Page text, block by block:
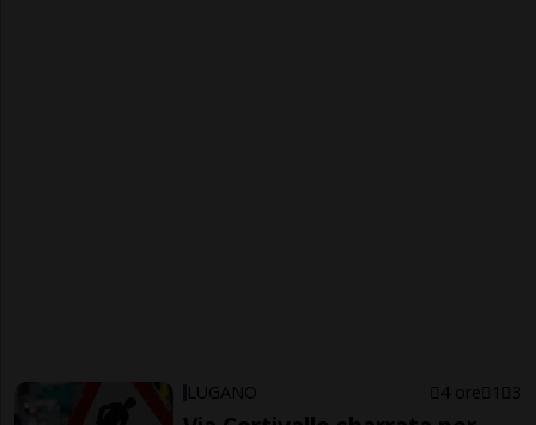
LUGANO 4 ore 1 3